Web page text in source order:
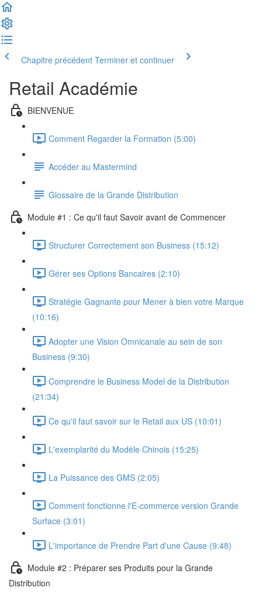
Chapitre précédent Terminer et continuer
Retail Académie
BIENVENUE
Comment Regarder la Formation (5:00)
Accéder au Mastermind
Glossaire de la Grande Distribution
Module #1 : Ce qu'il faut Savoir avant de Commencer
Structurer Correctement son Business (15:12)
Gérer ses Options Bancaires (2:10)
Stratégie Gagnante pour Mener à bien votre Marque
(10:16)
Adopter une Vision Omnicanale au sein de son
Business (9:30)
Comprendre le Business Model de la Distribution
(21:34)
Ce qu'il faut savoir sur le Retail aux US (10:01)
L'exemplarité du Modèle Chinois (15:25)
La Puissance des GMS (2:05)
Comment fonctionne l'E-commerce version Grande
Surface (3:01)
L'importance de Prendre Part d'une Cause (9:48)
Module #2 : Préparer ses Produits pour la Grande
Distribution